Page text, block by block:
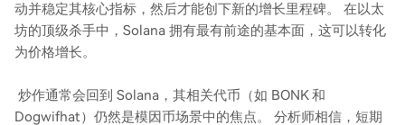
动并稳定其核心指标，然后才能创下新的增长里程碑。 在以太
坊的顶级杀手中，Solana 拥有最有前途的基本面，这可以转化
为价格增长。
炒作通常会回到 Solana，其相关代币（如 BONK 和
Dogwifhat）仍然是模因币场景中的焦点。 分析师相信，短期